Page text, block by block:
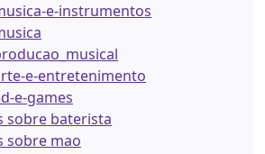
e-instrumentos
e-entretenimento
e-games
sobre baterista
sobre mao